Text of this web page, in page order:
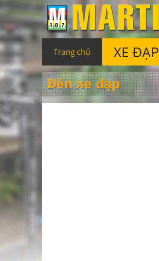
Trang chủ XE ĐẠP
Đèn xe đạp